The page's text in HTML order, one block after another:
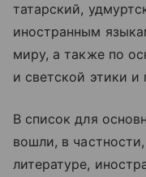
татарский,
иностранным
миру, а также по
и светской этики
В список для
вошли, в
литературе,